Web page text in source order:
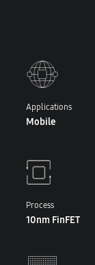
Applications
Mobile
Process
10nm FinFET